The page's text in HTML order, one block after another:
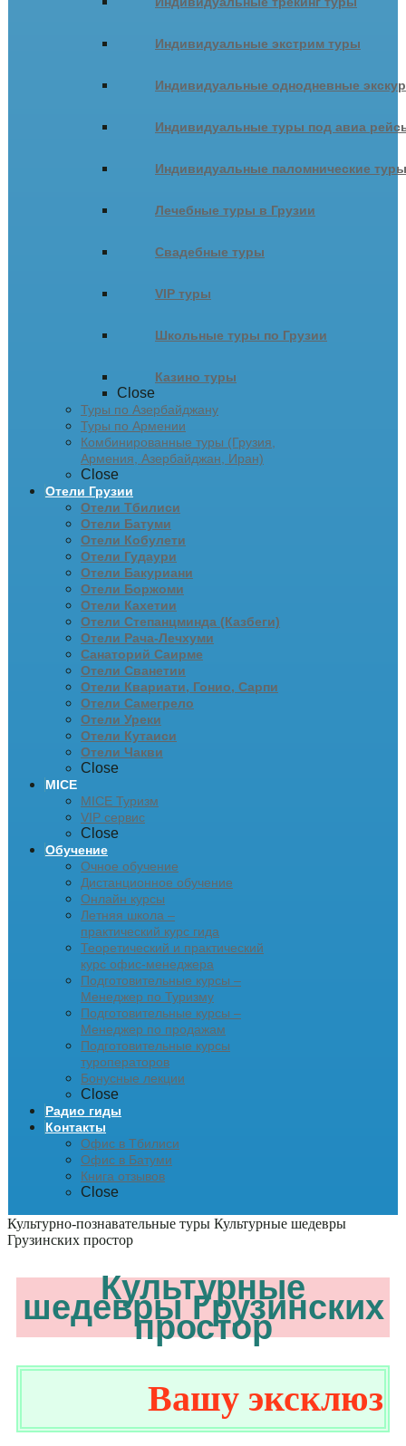
Индивидуальные экстрим туры
Индивидуальные однодневные
Индивидуальные туры под авиа
Индивидуальные паломнические туры
Лечебные туры в Грузии
Свадебные туры
VIP туры
Школьные туры по Грузии
Казино туры
Close
Туры по Азербайджану
Туры по Армении
Комбинированные туры (Грузия,
Армения, Азербайджан, Иран)
Close
Отели Грузии
Отели Тбилиси
Отели Батуми
Отели Кобулети
Отели Гудаури
Отели Бакуриани
Отели Боржоми
Отели Кахетии
Отели Степанцминда (Казбеги)
Отели Рача-Лечхуми
Санаторий Саирме
Отели Сванетии
Отели Квариати, Гонио, Сарпи
Отели Самегрело
Отели Уреки
Отели Кутаиси
Отели Чакви
Close
MICE
MICE Туризм
VIP сервис
Close
Обучение
Очное обучение
Дистанционное обучение
Онлайн курсы
Летняя школа –
практический курс гида
Теоретический и практический
курс офис-менеджера
Подготовительные курсы –
Менеджер по Туризму
Подготовительные курсы –
Менеджер по продажам
Подготовительные курсы
туроператоров
Бонусные лекции
Close
Радио гиды
Контакты
Офис в Тбилиси
Офис в Батуми
Книга отзывов
Close
Культурно-познавательные туры Культурные шедевры
Грузинских простор
Культурные
шедевры Грузинских
простор
Вашу